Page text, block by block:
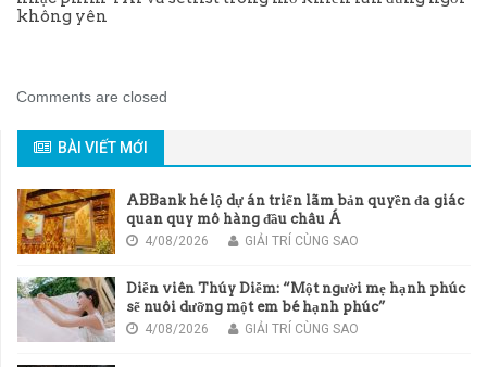
không yên
Comments are closed
BÀI VIẾT MỚI
ABBank hé lộ dự án triển lãm bản quyền đa giác
quan quy mô hàng đầu châu Á
4/08/2026 GIẢI TRÍ CÙNG SAO
Diễn viên Thúy Diễm: “Một người mẹ hạnh phúc
sẽ nuôi dưỡng một em bé hạnh phúc”
4/08/2026 GIẢI TRÍ CÙNG SAO